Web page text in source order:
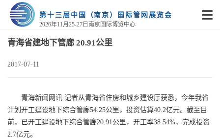
第十三届中国（南京）国际管网展览会
2026年11月25-27日南京国际博览中心
青海省建地下管廊 20.91公里
2017-07-11
青海新闻网讯 记者从青海省住房和城乡建设厅获悉，今年我省
计划开工建设地下综合管廊54.25公里，投资估算40.2亿元。截至目
前，已开工建设地下综合管廊20.91公里，开工率38.54%，完成投资
2.7亿元。